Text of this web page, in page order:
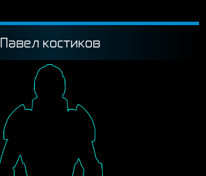
Павел костиков